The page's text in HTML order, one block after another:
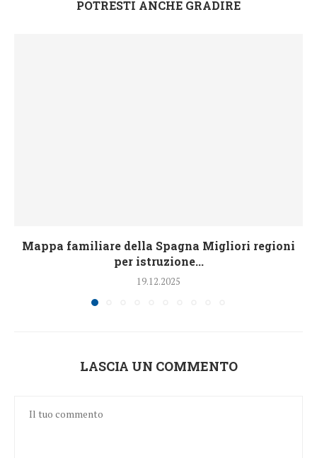
POTRESTI ANCHE GRADIRE
Mappa familiare della Spagna Migliori regioni
per istruzione...
19.12.2025
LASCIA UN COMMENTO